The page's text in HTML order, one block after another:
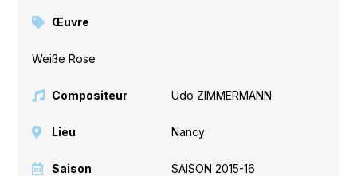
Œuvre
Weiße Rose
Compositeur Udo ZIMMERMANN
Lieu Nancy
Saison SAISON 2015-16